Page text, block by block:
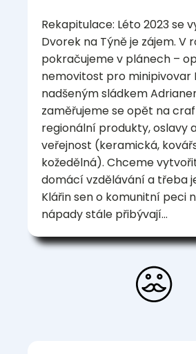
Rekapitulace: Léto 2023 se
Dvorek na Týně je zájem. V
pokračujeme v plánech –
nemovitost pro minipivovar
nadšeným sládkem
zaměřujeme se opět na
regionální produkty, oslavy
veřejnost (keramická,
kožedělná). Chceme
domácí vzdělávání a třeba
Klářin sen o komunitní peci
nápady stále přibývají…